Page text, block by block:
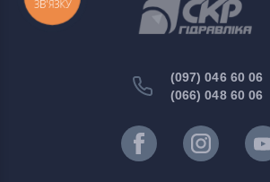
(097) 046 60 06
(066) 048 60 06
ЗВ'ЯЗКУ